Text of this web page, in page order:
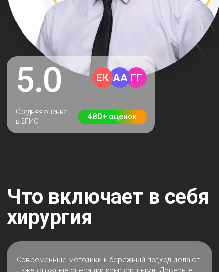
Что включает в себя
хирургия
4 ключевых аспекта
Современные методики и бережный подход делают
даже сложные операции комфортными. Доверьте
здоровье зубов профессионалам!
Дентальная имплантация